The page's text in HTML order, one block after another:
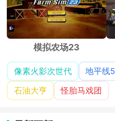
模拟农场23
像素火影次世代 地平线5
石油大亨
怪胎马戏团